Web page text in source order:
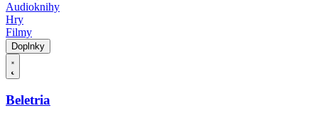
Audioknihy
Hry
Filmy
Doplnky
Beletria